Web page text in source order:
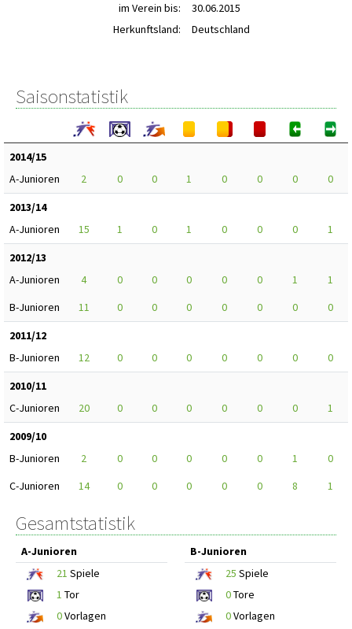
im Verein bis:
30.06.2015
Herkunftsland:
Deutschland
Saisonstatistik
2014/15
A-Junioren
2 0 0 1 0 0 0
0
2013/14
A-Junioren
15 1 0 1 0 0 0
1
2012/13
A-Junioren
4 0 0 0 0 0 1
1
B-Junioren
11 0 0 0 0 0 0
0
2011/12
B-Junioren
12 0 0 0 0 0 0
0
2010/11
C-Junioren
20 0 0 0 0 0 0
1
2009/10
B-Junioren
2 0 0 0 0 0 1
0
C-Junioren
14 0 0 0 0 0 8 1
Gesamtstatistik
A-Junioren
21 Spiele
1 Tor
0Vorlagen
B-Junioren
25 Spiele
0Tore
0Vorlagen